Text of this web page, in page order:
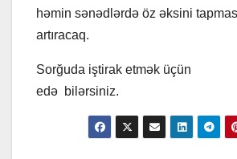
həmin sənədlərdə öz əksini
artıracaq.
Sorğuda iştirak etmək üçün
edə bilərsiniz.